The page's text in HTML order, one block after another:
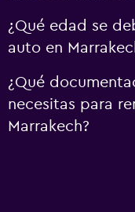
¿Qué edad se
auto en
¿Qué
necesitas para
Marrakech?